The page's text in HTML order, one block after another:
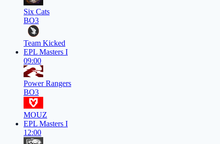
Six Cats
BO3
Team Kicked
EPL Masters I
09:00
Power Rangers
BO3
MOUZ
EPL Masters I
12:00